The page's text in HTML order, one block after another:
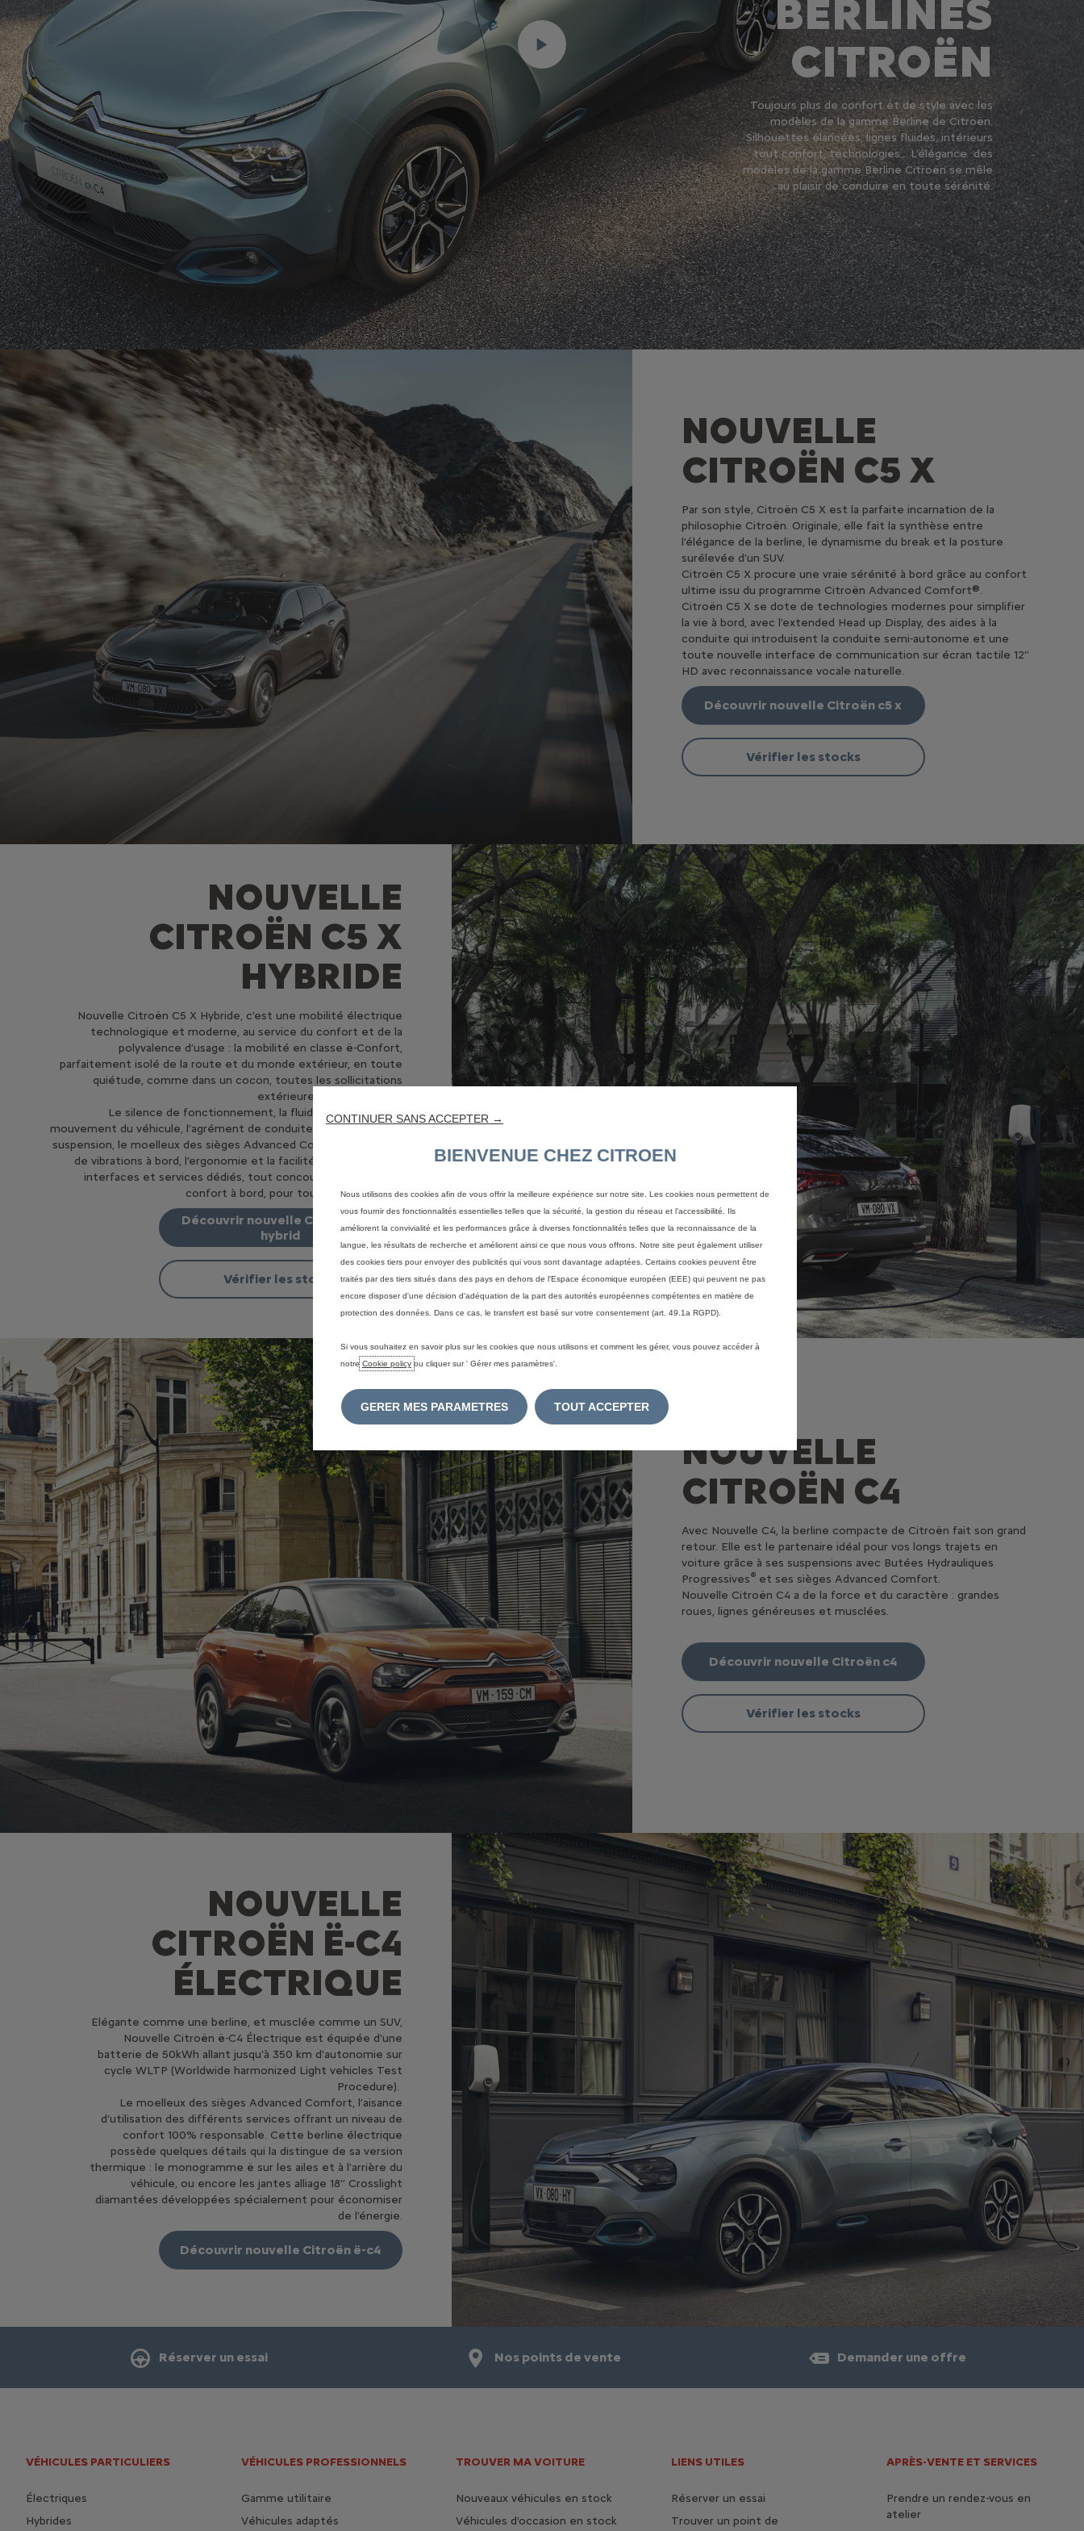
BERLINES
CITROËN
Toujours plus de confort et de style avec les
modèles de la gamme Berline de Citroën.
Silhouettes élancées, lignes fluides, intérieurs
tout confort, technologies... L’élégance des
modèles de la gamme Berline Citroën se mêle
au plaisir de conduire en toute sérénité.
NOUVELLE
CITROËN C5 X
Par son style, Citroën C5 X est la parfaite incarnation de la
philosophie Citroën. Originale, elle fait la synthèse entre
l’élégance de la berline, le dynamisme du break et la posture
surélevée d’un SUV.
Citroën C5 X procure une vraie sérénité à bord grâce au confort
ultime issu du programme Citroën Advanced Comfort®.
Citroën C5 X se dote de technologies modernes pour simplifier
la vie à bord, avec l’extended Head up Display, des aides à la
conduite qui introduisent la conduite semi-autonome et une
toute nouvelle interface de communication sur écran tactile 12’’
HD avec reconnaissance vocale naturelle.
Découvrir nouvelle Citroën c5 x
Vérifier les stocks
NOUVELLE
CITROËN C5 X
HYBRIDE
Nouvelle Citroën C5 X Hybride, c’est une mobilité électrique
technologique et moderne, au service du confort et de la
polyvalence d’usage : la mobilité en classe ë-Confort,
parfaitement isolé de la route et du monde extérieur, en toute
quiétude, comme dans un cocon, toutes les sollicitations
extérieures étant filtrées.
Le silence de fonctionnement, la fluidité de la mise en
mouvement du véhicule, l’agrément de conduite, la douceur de la
suspension, le moelleux des sièges Advanced Comfort, l’absence
de vibrations à bord, l’ergonomie et la facilité d’utilisation des
interfaces et services dédiés, tout concourt à renforcer le
confort à bord, pour tous les occupants.
Découvrir nouvelle Citroën c5 x
hybrid
Vérifier les stocks
NOUVELLE
CITROËN C4
Avec Nouvelle C4, la berline compacte de Citroën fait son grand
retour. Elle est le partenaire idéal pour vos longs trajets en
voiture grâce à ses suspensions avec Butées Hydrauliques
Progressives® et ses sièges Advanced Comfort.
Nouvelle Citroën C4 a de la force et du caractère : grandes
roues, lignes généreuses et musclées.
Découvrir nouvelle Citroën c4
Vérifier les stocks
NOUVELLE
CITROËN Ë-C4
ÉLECTRIQUE
Elégante comme une berline, et musclée comme un SUV,
Nouvelle Citroën ë-C4 Électrique est équipée d'une
batterie de 50kWh allant jusqu'à 350 km d'autonomie sur
cycle WLTP (Worldwide harmonized Light vehicles Test
Procedure).
Le moelleux des sièges Advanced Comfort, l’aisance
d’utilisation des différents services offrant un niveau de
confort 100% responsable. Cette berline électrique
possède quelques détails qui la distingue de sa version
thermique : le monogramme ë sur les ailes et à l’arrière du
véhicule, ou encore les jantes alliage 18’’ Crosslight
diamantées développées spécialement pour économiser
de l’énergie.
Découvrir nouvelle Citroën ë-c4
Réserver un essai Nos points de vente Demander une offre
VÉHICULES PARTICULIERS
Électriques
Hybrides
VÉHICULES PROFESSIONNELS
Gamme utilitaire
Véhicules adaptés
TROUVER MA VOITURE
Nouveaux véhicules en stock
Véhicules d'occasion en stock
LIENS UTILES
Réserver un essai
Trouver un point de
APRÈS-VENTE ET SERVICES
Prendre un rendez-vous en
atelier
CONTINUER SANS ACCEPTER →
BIENVENUE CHEZ CITROEN
Nous utilisons des cookies afin de vous offrir la meilleure expérience sur notre site. Les cookies nous permettent de
vous fournir des fonctionnalités essentielles telles que la sécurité, la gestion du réseau et l’accessibilité. Ils
améliorent la convivialité et les performances grâce à diverses fonctionnalités telles que la reconnaissance de la
langue, les résultats de recherche et améliorent ainsi ce que nous vous offrons. Notre site peut également utiliser
des cookies tiers pour envoyer des publicités qui vous sont davantage adaptées. Certains cookies peuvent être
traités par des tiers situés dans des pays en dehors de l'Espace économique européen (EEE) qui peuvent ne pas
encore disposer d'une décision d'adéquation de la part des autorités européennes compétentes en matière de
protection des données. Dans ce cas, le transfert est basé sur votre consentement (art. 49.1a RGPD).
Si vous souhaitez en savoir plus sur les cookies que nous utilisons et comment les gérer, vous pouvez accéder à
notre Cookie policy ou cliquer sur ' Gérer mes paramètres'.
GERER MES PARAMETRES TOUT ACCEPTER